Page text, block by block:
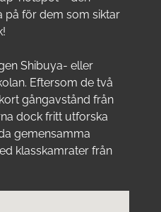
på för dem som siktar
Shibuya- eller
Eftersom de två
gångavstånd från
dock fritt utforska
gemensamma
klasskamrater från